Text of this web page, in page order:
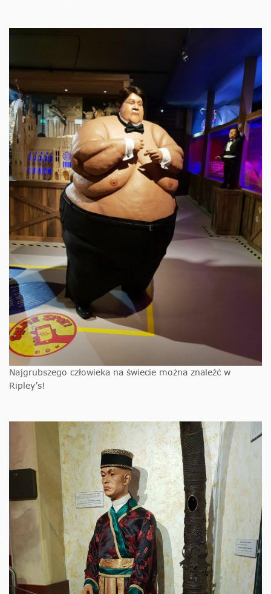
Najgrubszego człowieka na świecie można znaleźć w
Ripley’s!